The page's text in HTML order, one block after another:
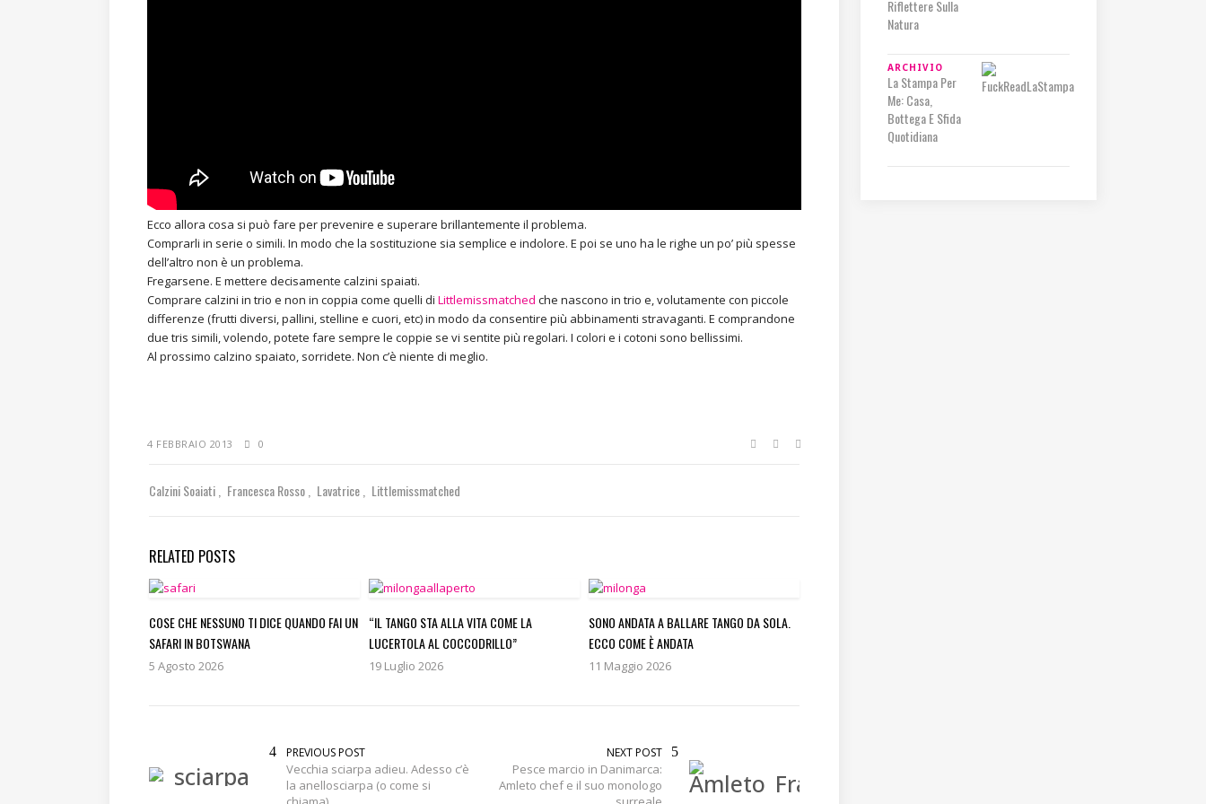
Ecco allora cosa si può fare per prevenire e superare brillantemente il problema.
Comprarli in serie o simili. In modo che la sostituzione sia semplice e indolore. E poi se uno ha le righe un po’ più spesse
dell’altro non è un problema.
Fregarsene. E mettere decisamente calzini spaiati.
Comprare calzini in trio e non in coppia come quelli di Littlemissmatched che nascono in trio e, volutamente con piccole
differenze (frutti diversi, pallini, stelline e cuori, etc) in modo da consentire più abbinamenti stravaganti. E comprandone
due tris simili, volendo, potete fare sempre le coppie se vi sentite più regolari. I colori e i cotoni sono bellissimi.
Al prossimo calzino spaiato, sorridete. Non c’è niente di meglio.
4 FEBBRAIO 2013 0
Calzini Soaiati Francesca Rosso Lavatrice Littlemissmatched
RELATED POSTS
COSE CHE NESSUNO TI DICE QUANDO FAI UN
SAFARI IN BOTSWANA
5 Agosto 2026
“IL TANGO STA ALLA VITA COME LA
LUCERTOLA AL COCCODRILLO”
19 Luglio 2026
SONO ANDATA A BALLARE TANGO DA SOLA.
ECCO COME È ANDATA
11 Maggio 2026
PREVIOUS POST
Vecchia sciarpa adieu. Adesso c’è
la anellosciarpa (o come si
NEXT POST
Pesce marcio in Danimarca:
Amleto chef e il suo monologo
Riflettere Sulla
Natura
ARCHIVIO
La Stampa Per
Me: Casa,
Bottega E Sfida
Quotidiana